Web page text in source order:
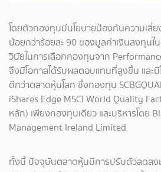
โดยตัวกองทุนมีนโยบายป้องกันความเสี่ย
น้อยกว่าร้อยละ 90 ของมูลค่าเงินลงทุนใ
วินัยในการเลือกกองทุนจาก
จึงมีโอกาสได้รับผลตอบแทนที่สูงขึ้น และ
ดีกว่าตลาดหุ้นโลก ซึ่งกองทุน
iShares Edge MSCI World Quality
หลัก) เพียงกองทุนเดียว และบริหารโดย
Management Ireland Limited
ทั้งนี้ ปัจจุบันตลาดหุ้นมีการปรับตัวลดลง